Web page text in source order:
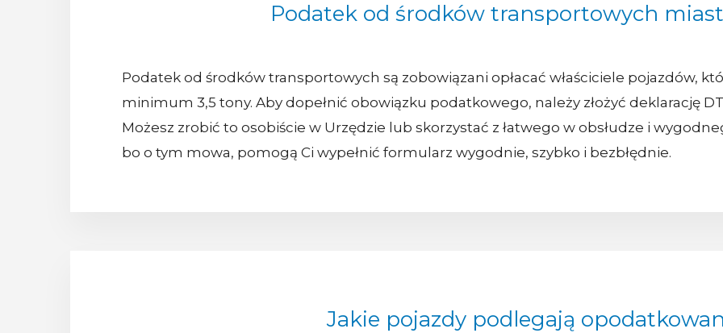
Podatek od środków transportowych
Podatek od środków transportowych są zobowiązani opłacać właściciele pojazdów,
minimum 3,5 tony. Aby dopełnić obowiązku podatkowego, należy złożyć deklarację
Możesz zrobić to osobiście w Urzędzie lub skorzystać z łatwego w obsłudze i
bo o tym mowa, pomogą Ci wypełnić formularz wygodnie, szybko i bezbłędnie.
Jakie pojazdy podlegają